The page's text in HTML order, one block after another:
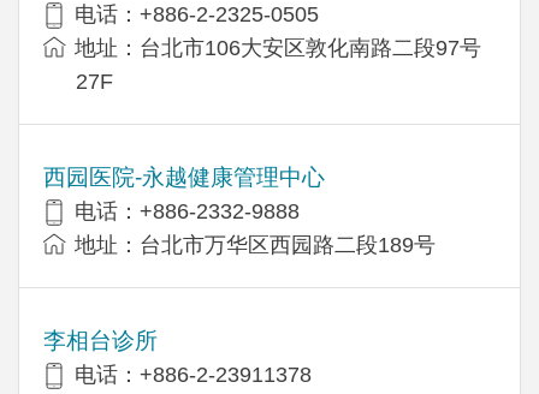
电话：+886-2-2325-0505
地址：台北市106大安区敦化南路二段97号
27F
西园医院-永越健康管理中心
电话：+886-2332-9888
地址：台北市万华区西园路二段189号
李相台诊所
电话：+886-2-23911378